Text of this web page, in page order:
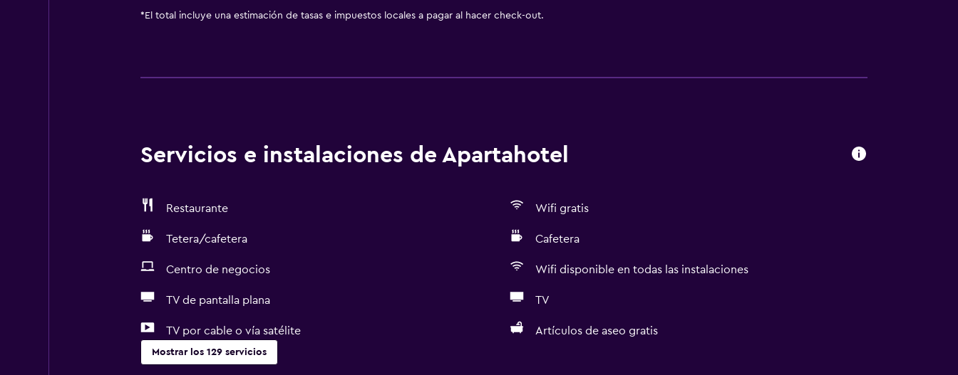
* El total incluye una estimación de tasas e impuestos locales a pagar al hacer check-out.
Servicios e instalaciones de Apartahotel
Restaurante Wifi gratis
Tetera/cafetera Cafetera
Centro de negocios Wifi disponible en todas las instalaciones
TV de pantalla plana TV
TV por cable o vía satélite Artículos de aseo gratis
Mostrar los 129 servicios